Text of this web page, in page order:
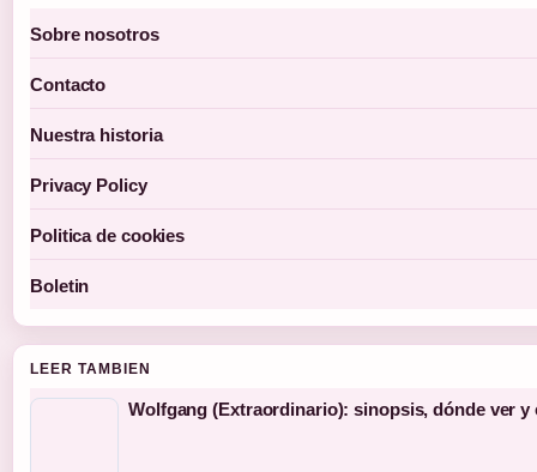
Sobre nosotros
Contacto
Nuestra historia
Privacy Policy
Politica de cookies
Boletin
LEER TAMBIEN
Wolfgang (Extraordinario): sinopsis, dónde ver y